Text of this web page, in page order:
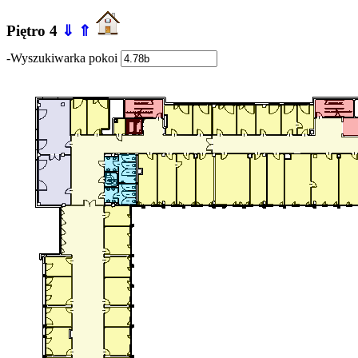
Piętro 4 ⇓ ⇑
-Wyszukiwarka pokoi